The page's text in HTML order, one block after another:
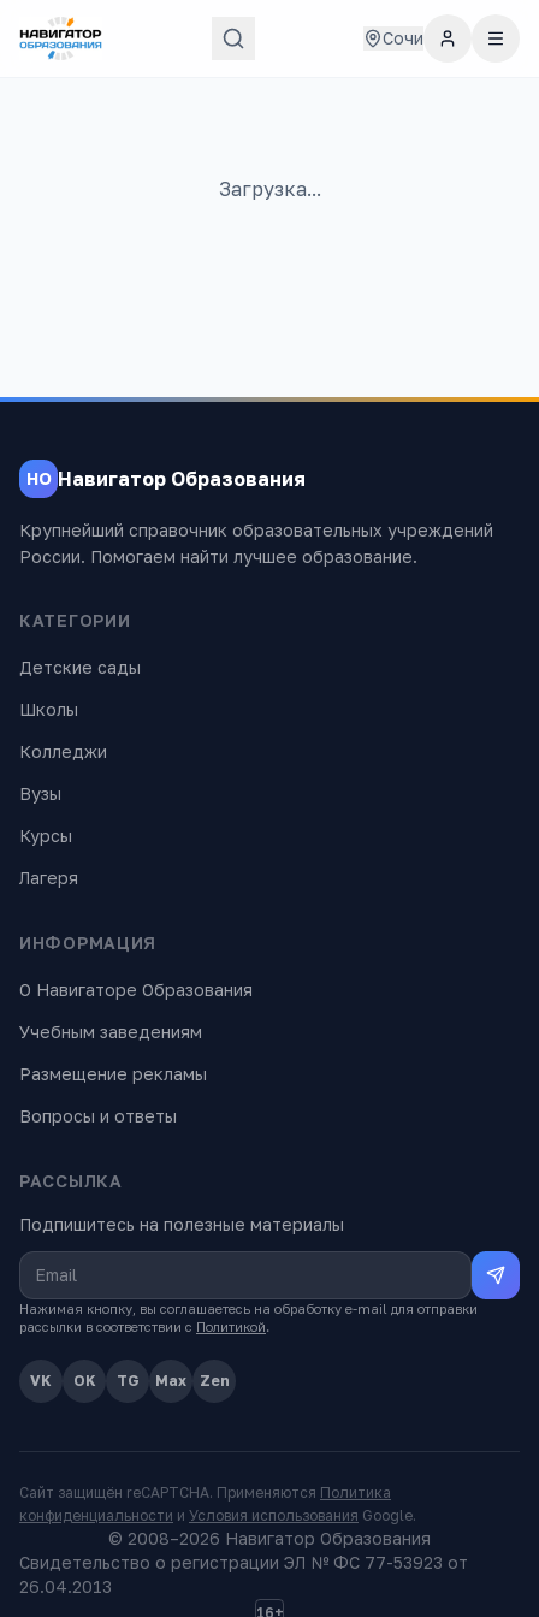
Сочи
Загрузка...
НО Навигатор Образования
Крупнейший справочник образовательных учреждений
России. Помогаем найти лучшее образование.
КАТЕГОРИИ
Детские сады
Школы
Колледжи
Вузы
Курсы
Лагеря
ИНФОРМАЦИЯ
О Навигаторе Образования
Учебным заведениям
Размещение рекламы
Вопросы и ответы
РАССЫЛКА
Подпишитесь на полезные материалы
Нажимая кнопку, вы соглашаетесь на обработку e-mail для отправки
рассылки в соответствии с Политикой.
VK OK TG Max Zen
Сайт защищён reCAPTCHA. Применяются Политика
конфиденциальности и Условия использования Google.
© 2008–2026 Навигатор Образования
Свидетельство о регистрации ЭЛ № ФС 77-53923 от
26.04.2013
16+